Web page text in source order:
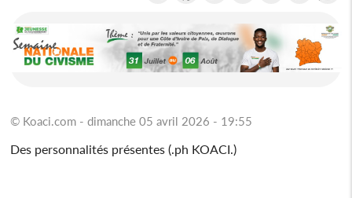
© Koaci.com - dimanche 05 avril 2026 - 19:55
Des personnalités présentes (.ph KOACI.)